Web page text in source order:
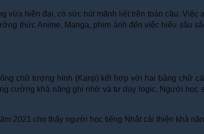
vừa hiện đại, có sức hút mãnh liệt trên toàn cầu.
thức Anime, Manga, phim ảnh đến việc hiểu sâu
chữ tượng hình (Kanji) kết hợp với hai bảng chữ
cường khả năng ghi nhớ và tư duy logic. Người
2021 cho thấy người học tiếng Nhật cải thiện khả